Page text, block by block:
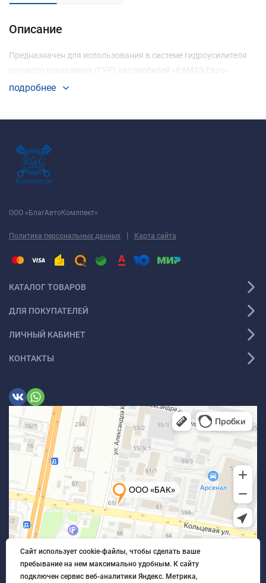
Описание
Предназначен для использования в системе гидроусилителя
рулевого управления (ГУР) автомобилей «КАМАЗ-Евро»
подробнее
ООО «БлагАвтоКомлпект»
Политика персональных данных | Карта сайта
КАТАЛОГ ТОВАРОВ
ДЛЯ ПОКУПАТЕЛЕЙ
ЛИЧНЫЙ КАБИНЕТ
КОНТАКТЫ
Сайт использует cookie-файлы, чтобы сделать ваше
пребывание на нем максимально удобным. К cайту
подключен сервис веб-аналитики Яндекс. Метрика,